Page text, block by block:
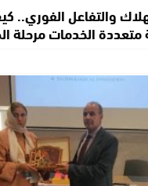
والتفاعل الفوري..
متعددة الخدمات مرحلة